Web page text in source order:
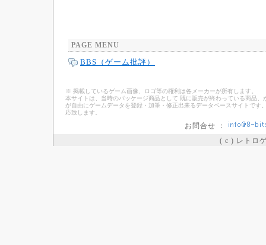
PAGE MENU
BBS（ゲーム批評）
※ 掲載しているゲーム画像、ロゴ等の権利は各メーカーが所有します。
本サイトは、当時のパッケージ商品として 既に販売が終わっている商品
が自由にゲームデータを登録・加筆・修正出来るデータベースサイトで
応致します。
お問合せ ：
( c ) レトロ